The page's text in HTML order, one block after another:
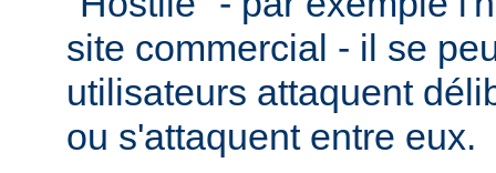
site commercial - il se
utilisateurs attaquent
ou s'attaquent entre eux.